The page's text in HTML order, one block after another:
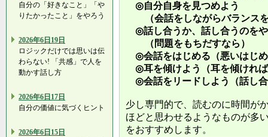
自分の「好きなこと」「や
りたかったこと」をやろう
2026年6日19日
ロジックだけでは思いは伝
わらない! 「共感」で人を
動かす話し方
2026年6日17日
自分の価値に気づくヒント
2026年6日15日
◎自分自身を見つめよう
（会話をしながらバランスを
◎話し合うか、話し合うのを
（問題をもちだすなら）
◎会話をはじめる（悪いはじ
◎耳を傾けよう（耳を傾けれ
◎会話をリードしよう（話し
少し専門的で、読むのに時間が
ほどと思わせるようなものが多
をおすすめします。